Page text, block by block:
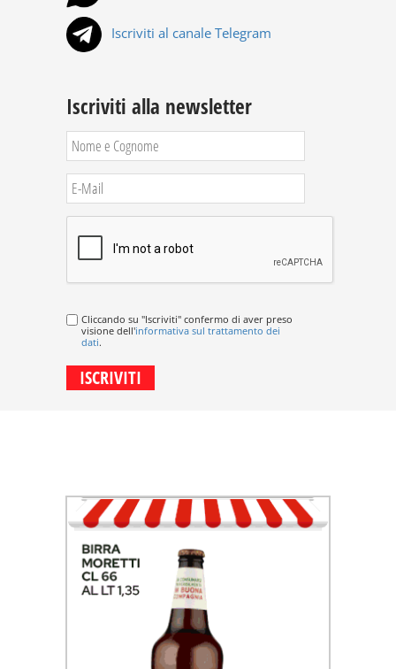
Iscriviti al canale Telegram
Iscriviti alla newsletter
Cliccando su "Iscriviti" confermo di aver preso
visione dell'informativa sul trattamento dei
dati.